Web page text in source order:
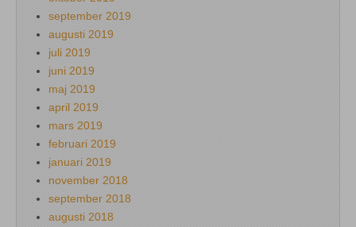
september 2019
augusti 2019
juli 2019
juni 2019
maj 2019
april 2019
mars 2019
februari 2019
januari 2019
november 2018
september 2018
augusti 2018